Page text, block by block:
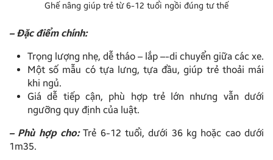
Ghế nâng giúp trẻ từ 6-12 tuổi ngồi đúng tư thế
– Đặc điểm chính:
Trọng lượng nhẹ, dễ tháo – lắp –-di chuyển giữa các xe.
Một số mẫu có tựa lưng, tựa đầu, giúp trẻ thoải mái
khi ngủ.
Giá dễ tiếp cận, phù hợp trẻ lớn nhưng vẫn dưới
ngưỡng quy định của luật.
– Phù hợp cho:Trẻ 6-12 tuổi, dưới 36 kg hoặc cao dưới
1m35.